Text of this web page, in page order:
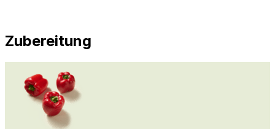
Zubereitung